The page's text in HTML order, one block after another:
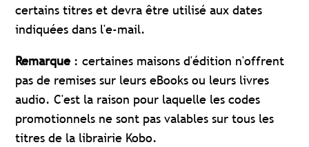
certains titres et devra être utilisé aux dates
indiquées dans l'e-mail.
Remarque : certaines maisons d'édition n'offrent
pas de remises sur leurs eBooks ou leurs livres
audio. C'est la raison pour laquelle les codes
promotionnels ne sont pas valables sur tous les
titres de la librairie Kobo.